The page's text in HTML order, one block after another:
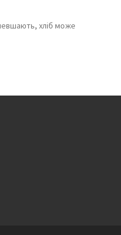
хліб може